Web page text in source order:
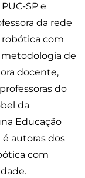
SP e
da rede
robótica com
de
docente,
do
da
Educação
autoras dos
com